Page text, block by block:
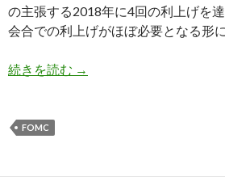
の主張する2018年に4回の利上げを
会合での利上げがほぼ必要となる形に
続きを読む 1月FOMC会合結果、声
→
FOMC